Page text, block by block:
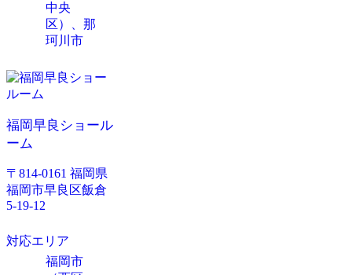
中央
区）、那
珂川市
福岡早良ショール
ーム
〒814-0161 福岡県
福岡市早良区飯倉
5-19-12
対応エリア
福岡市